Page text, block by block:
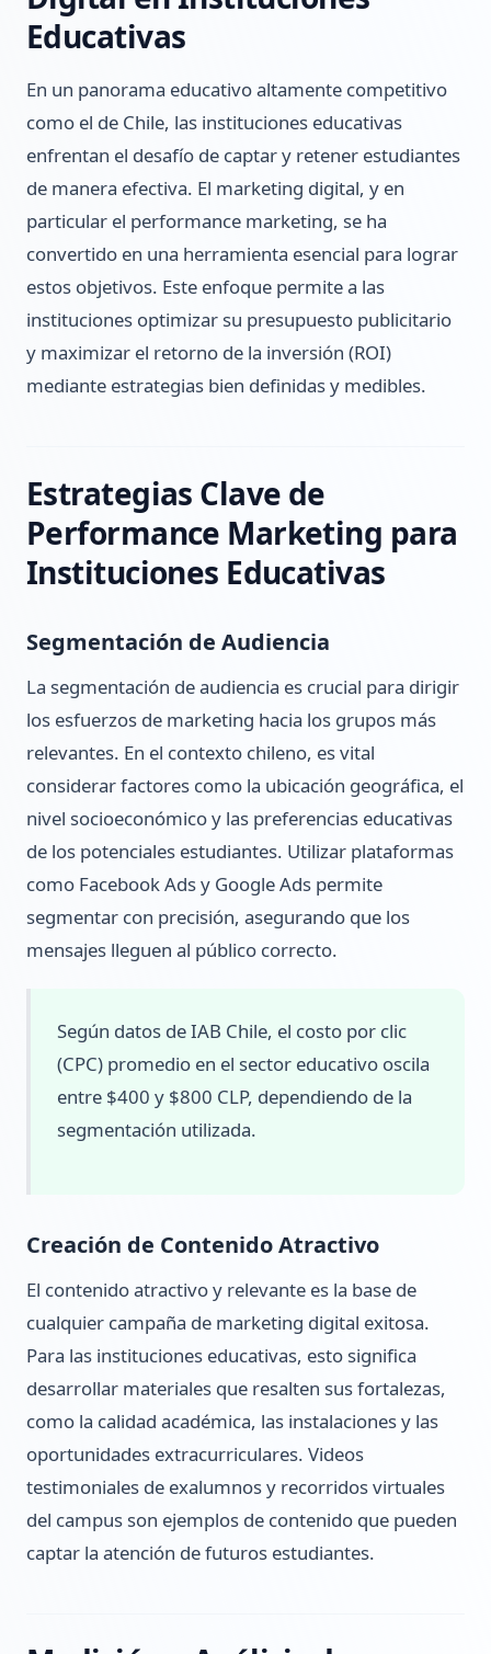
Educativas
En un panorama educativo altamente competitivo
como el de Chile, las instituciones educativas
enfrentan el desafío de captar y retener estudiantes
de manera efectiva. El marketing digital, y en
particular el performance marketing, se ha
convertido en una herramienta esencial para lograr
estos objetivos. Este enfoque permite a las
instituciones optimizar su presupuesto publicitario
y maximizar el retorno de la inversión (ROI)
mediante estrategias bien definidas y medibles.
Estrategias Clave de
Performance Marketing para
Instituciones Educativas
Segmentación de Audiencia
La segmentación de audiencia es crucial para dirigir
los esfuerzos de marketing hacia los grupos más
relevantes. En el contexto chileno, es vital
considerar factores como la ubicación geográfica, el
nivel socioeconómico y las preferencias educativas
de los potenciales estudiantes. Utilizar plataformas
como Facebook Ads y Google Ads permite
segmentar con precisión, asegurando que los
mensajes lleguen al público correcto.
Según datos de IAB Chile, el costo por clic
(CPC) promedio en el sector educativo oscila
entre $400 y $800 CLP, dependiendo de la
segmentación utilizada.
Creación de Contenido Atractivo
El contenido atractivo y relevante es la base de
cualquier campaña de marketing digital exitosa.
Para las instituciones educativas, esto significa
desarrollar materiales que resalten sus fortalezas,
como la calidad académica, las instalaciones y las
oportunidades extracurriculares. Videos
testimoniales de exalumnos y recorridos virtuales
del campus son ejemplos de contenido que pueden
captar la atención de futuros estudiantes.